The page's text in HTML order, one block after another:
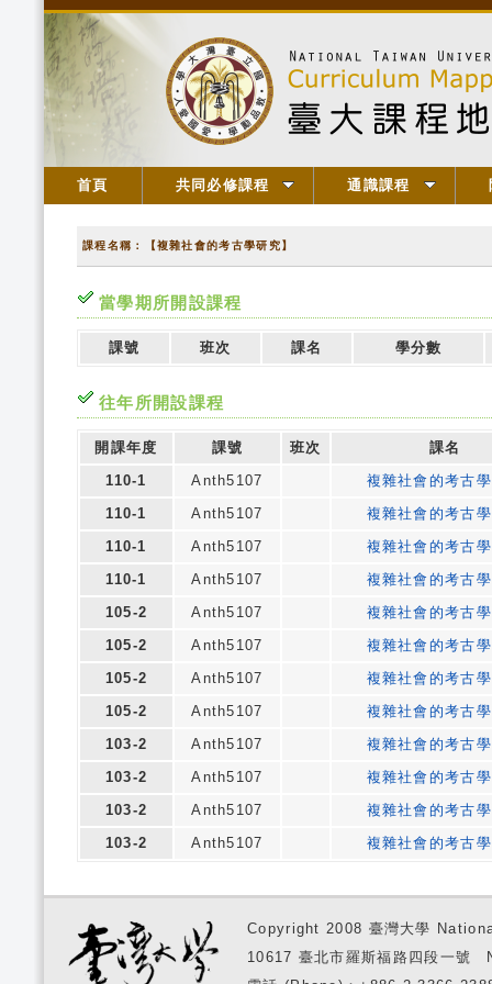
首頁 共同必修課程 通識課程
課程名稱：【複雜社會的考古學研究】
當學期所開設課程
課號 班次 課名 學分數
往年所開設課程
開課年度 課號 班次
課名
110-1
Anth5107
複雜社會的考古
110-1
Anth5107
複雜社會的考古
110-1
Anth5107
複雜社會的考古
110-1
Anth5107
複雜社會的考古
105-2
Anth5107
複雜社會的考古
105-2
Anth5107
複雜社會的考古
105-2
Anth5107
複雜社會的考古
105-2
Anth5107
複雜社會的考古
103-2
Anth5107
複雜社會的考古
103-2
Anth5107
複雜社會的考古
103-2
Anth5107
複雜社會的考古
103-2
Anth5107 複雜社會的考古
Copyright 2008 臺灣大學
10617 臺北市羅斯福路四段一